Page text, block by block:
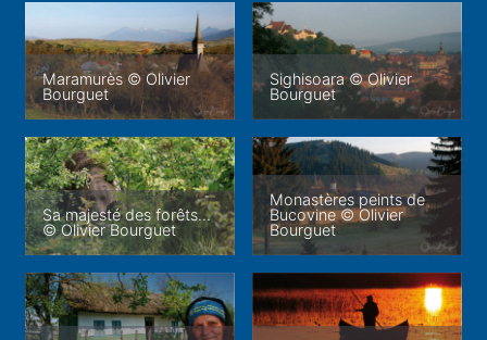
Maramurès © Olivier
Bourguet
Sighisoara © Olivier
Bourguet
Sa majesté des forêts...
© Olivier Bourguet
Monastères peints de
Bucovine © Olivier
Bourguet